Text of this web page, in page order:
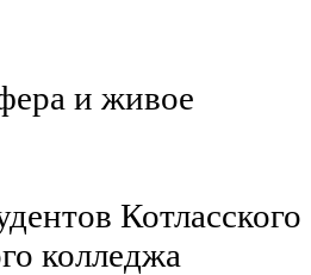
и живое
Котласского
колледжа